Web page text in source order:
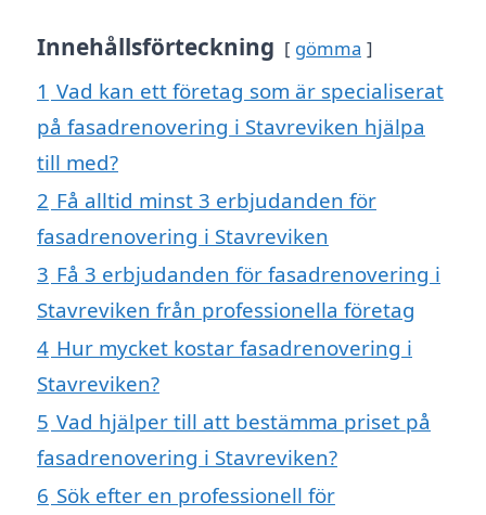
Innehållsförteckning gömma
1 Vad kan ett företag som är specialiserat
på fasadrenovering i Stavreviken hjälpa
till med?
2 Få alltid minst 3 erbjudanden för
fasadrenovering i Stavreviken
3 Få 3 erbjudanden för fasadrenovering i
Stavreviken från professionella företag
4 Hur mycket kostar fasadrenovering i
Stavreviken?
5 Vad hjälper till att bestämma priset på
fasadrenovering i Stavreviken?
6 Sök efter en professionell för